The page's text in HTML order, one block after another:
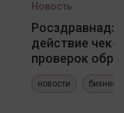
Новость
действие чек-
проверок
новости бизнес